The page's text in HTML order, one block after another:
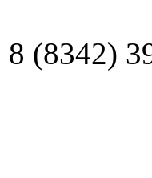
8 (8342)